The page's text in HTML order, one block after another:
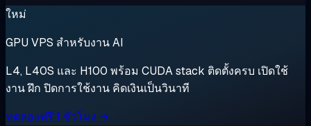
ใหม่
GPU VPS สำหรับงาน AI
L4, L40S และ H100 พร้อม CUDA stack ติดตั้งครบ เปิดใช้
งาน ฝึก ปิดการใช้งาน คิดเงินเป็นวินาที
ทดลองฟรี 1 ชั่วโมง →